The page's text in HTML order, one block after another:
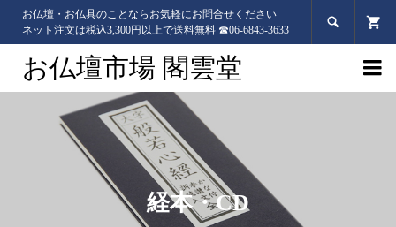
お仏壇・お仏具のことならお気軽にお問合せください
ネット注文は税込3,300円以上で送料無料 ☎06-6843-3633

お仏壇市場 閣雲堂 
経本・CD